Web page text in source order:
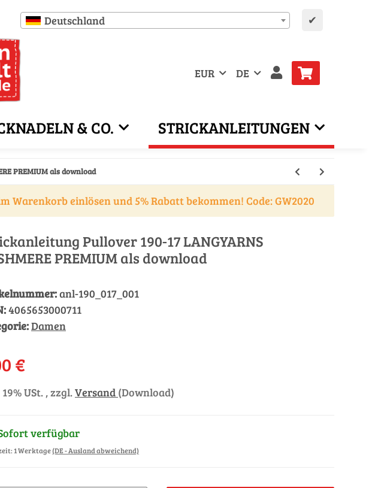
Deutschland ✔
EUR DE
& CO. STRICKANLEITUNGEN
PREMIUM als download
Warenkorb einlösen und 5% Rabatt bekommen! Code: GW2020
Pullover 190-17 LANGYARNS
PREMIUM als download
anl-190_017_001
4065653000711
Damen
€
USt. , zzgl.Versand (Download)
verfügbar
1 Werktage(DE - Ausland abweichend)